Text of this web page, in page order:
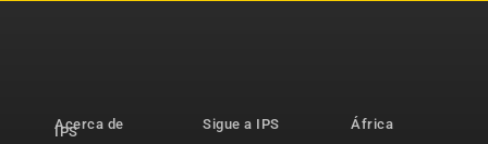
Acerca de
IPS
Sigue a IPS
África